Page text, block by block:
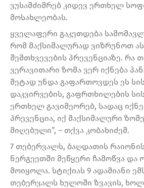
ვუსამძიმრებ კიდევ ერთხელ
მოსახლეობას.
ყველაფერი გაკეთდება
რომ მაქსიმალურად ვიზრუნოთ
შემთხვევების პრევენციაზე. რა
ვერავითარი ზომა ვერ იქნება
მეტად უნდა გაფართოვდეს ეს
დაკვირვების, გაფრთხილების
ერთხელ გავიმეორებ, სადაც
პრევენცია, იქ მაქსიმალური
მიღებული”, – თქვა კობახიძემ.
7 თებერვალს, ბაღდათის
ნერგეეთში მეწყერი ჩამოწვა და
მოიყოლა. სტიქიას 9 ადამიანი
თებერვალს ხულოში ზვავის,